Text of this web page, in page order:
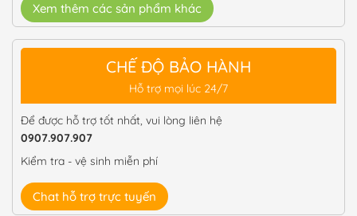
Xem thêm các sản phẩm khác
CHẾ ĐỘ BẢO HÀNH
Hỗ trợ mọi lúc 24/7
Để được hỗ trợ tốt nhất, vui lòng liên hệ
0907.907.907
Kiểm tra - vệ sinh miễn phí
Chat hỗ trợ trực tuyến